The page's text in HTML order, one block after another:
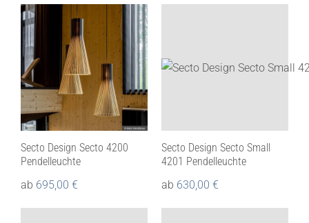
Secto Design Secto 4200
Pendelleuchte
ab 695,00 €
Secto Design Secto Small
4201 Pendelleuchte
ab 630,00 €